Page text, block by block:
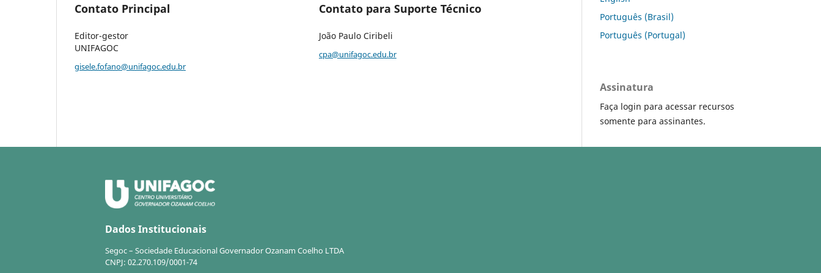
Contato Principal
Editor-gestor
UNIFAGOC
gisele.fofano@unifagoc.edu.br
Contato para Suporte Técnico
João Paulo Ciribeli
cpa@unifagoc.edu.br
Português (Brasil)
Português (Portugal)
Assinatura
Faça login para acessar recursos
somente para assinantes.
Dados Institucionais
Segoc – Sociedade Educacional Governador Ozanam Coelho LTDA
CNPJ: 02.270.109/0001-74